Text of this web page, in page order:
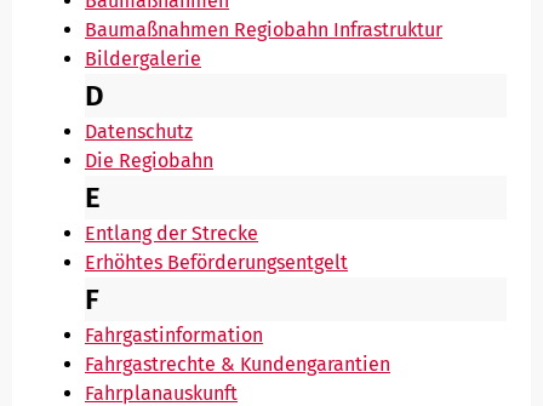
Hausordnung Fahrzeuge
Baumaßnahmen Regiobahn Infrastruktur
Bildergalerie
D
Datenschutz
Die Regiobahn
E
Entlang der Strecke
Erhöhtes Beförderungsentgelt
F
Fahrgastinformation
Fahrgastrechte & Kundengarantien
Fahrplanauskunft